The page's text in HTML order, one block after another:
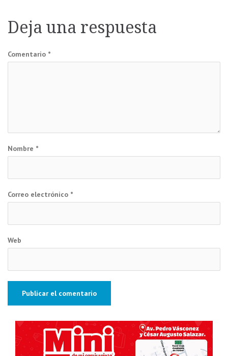
entradas
Deja una respuesta
Comentario *
Nombre *
Correo electrónico *
Web